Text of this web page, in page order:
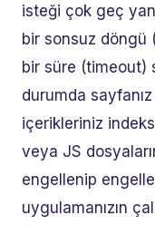
isteği çok geç
bir sonsuz döngü
bir süre (timeout)
durumda
içerikleriniz
veya JS
engellenip
uygulamanızın